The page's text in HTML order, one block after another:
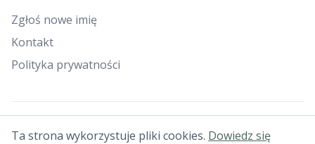
Zgłoś nowe imię
Kontakt
Polityka prywatności
© 2025 Falcon Bytes. Wszelkie prawa zastrzeżone.
Ta strona wykorzystuje pliki cookies. Dowiedz się